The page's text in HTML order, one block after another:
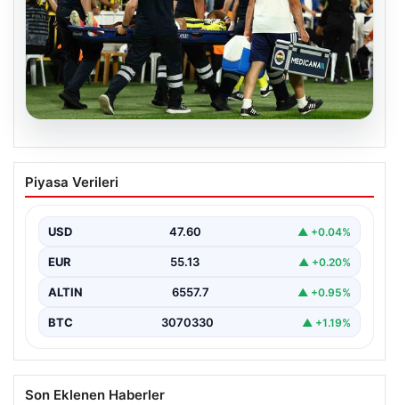
05.08.2026
Fenerbahçe’de Sturm Graz Maçında
Oosterwolde’den Üzücü Haber!
gerçekleşen heyecan dolu mücadelede Fenerbahçe’nin
Sturm Graz…
Piyasa Verileri
USD 47.60 ▲ +0.04%
EUR 55.13 ▲ +0.20%
ALTIN 6557.7 ▲ +0.95%
BTC 3070330 ▲ +1.19%
Son Eklenen Haberler